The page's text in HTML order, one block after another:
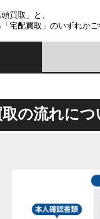
買取」と、
宅配買取」のいずれか
取の流れにつ